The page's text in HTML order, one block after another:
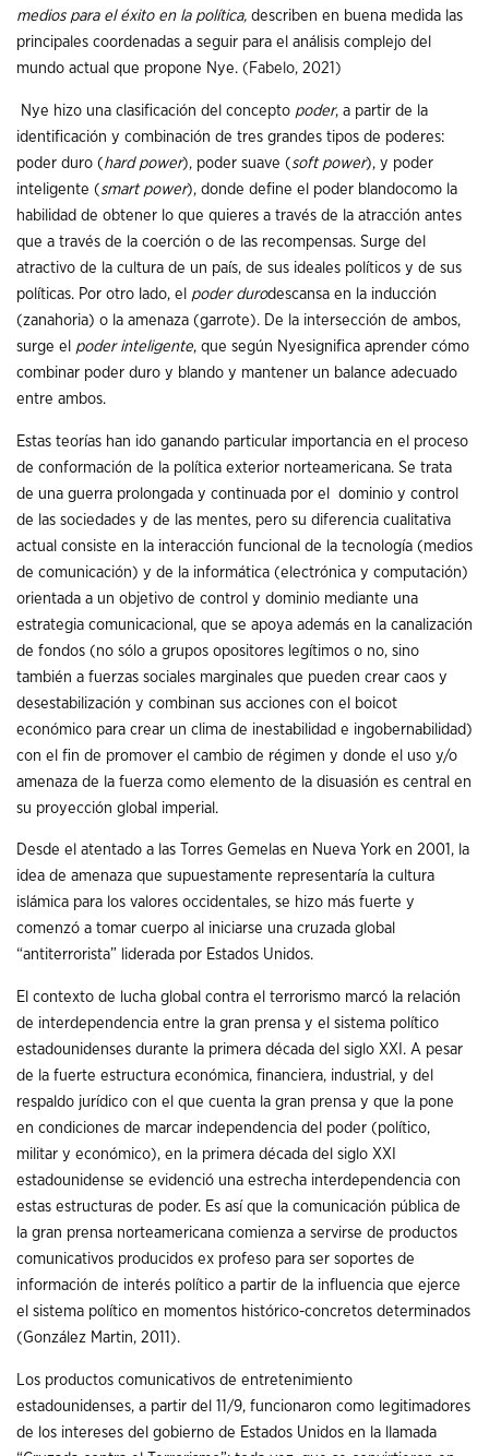
medios para el éxito en la política, describen en buena medida las
principales coordenadas a seguir para el análisis complejo del
mundo actual que propone Nye. (Fabelo, 2021)
Nye hizo una clasificación del concepto poder, a partir de la
identificación y combinación de tres grandes tipos de poderes:
poder duro (hard power), poder suave (soft power), y poder
inteligente (smart power), donde define el poder blandocomo la
habilidad de obtener lo que quieres a través de la atracción antes
que a través de la coerción o de las recompensas. Surge del
atractivo de la cultura de un país, de sus ideales políticos y de sus
políticas. Por otro lado, el poder durodescansa en la inducción
(zanahoria) o la amenaza (garrote). De la intersección de ambos,
surge el poder inteligente, que según Nyesignifica aprender cómo
combinar poder duro y blando y mantener un balance adecuado
entre ambos.
Estas teorías han ido ganando particular importancia en el proceso
de conformación de la política exterior norteamericana. Se trata
de una guerra prolongada y continuada por el dominio y control
de las sociedades y de las mentes, pero su diferencia cualitativa
actual consiste en la interacción funcional de la tecnología (medios
de comunicación) y de la informática (electrónica y computación)
orientada a un objetivo de control y dominio mediante una
estrategia comunicacional, que se apoya además en la canalización
de fondos (no sólo a grupos opositores legítimos o no, sino
también a fuerzas sociales marginales que pueden crear caos y
desestabilización y combinan sus acciones con el boicot
económico para crear un clima de inestabilidad e ingobernabilidad)
con el fin de promover el cambio de régimen y donde el uso y/o
amenaza de la fuerza como elemento de la disuasión es central en
su proyección global imperial.
Desde el atentado a las Torres Gemelas en Nueva York en 2001, la
idea de amenaza que supuestamente representaría la cultura
islámica para los valores occidentales, se hizo más fuerte y
comenzó a tomar cuerpo al iniciarse una cruzada global
“antiterrorista” liderada por Estados Unidos.
El contexto de lucha global contra el terrorismo marcó la relación
de interdependencia entre la gran prensa y el sistema político
estadounidenses durante la primera década del siglo XXI. A pesar
de la fuerte estructura económica, financiera, industrial, y del
respaldo jurídico con el que cuenta la gran prensa y que la pone
en condiciones de marcar independencia del poder (político,
militar y económico), en la primera década del siglo XXI
estadounidense se evidenció una estrecha interdependencia con
estas estructuras de poder. Es así que la comunicación pública de
la gran prensa norteamericana comienza a servirse de productos
comunicativos producidos ex profeso para ser soportes de
información de interés político a partir de la influencia que ejerce
el sistema político en momentos histórico-concretos determinados
(González Martin, 2011).
Los productos comunicativos de entretenimiento
estadounidenses, a partir del 11/9, funcionaron como legitimadores
de los intereses del gobierno de Estados Unidos en la llamada